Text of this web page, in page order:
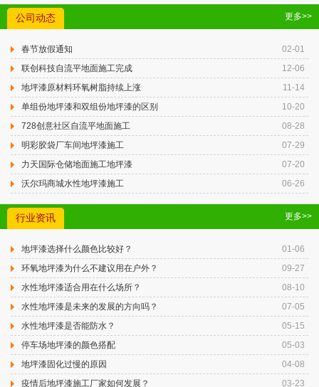
更多>>
公司动态
02-01
春节放假通知
12-06
联创科技自流平地面施工完成
11-14
地坪漆原材料环氧树脂持续上涨
10-20
单组份地坪漆和双组份地坪漆的区别
08-28
728创意社区自流平地面施工
07-29
明彩胶袋厂车间地坪漆施工
07-20
力天国际仓储地面施工地坪漆
06-26
沃尔玛商城水性地坪漆施工
更多>>
行业资讯
01-06
地坪漆选择什么颜色比较好？
09-27
环氧地坪漆为什么不建议用在户外？
08-10
水性地坪漆适合用在什么场所？
07-05
水性地坪漆是未来的发展的方向吗？
05-15
水性地坪漆是否能防水？
05-03
停车场地坪漆的颜色搭配
04-08
地坪漆固化过慢的原因
03-23
疫情后地坪漆施工厂家如何发展？